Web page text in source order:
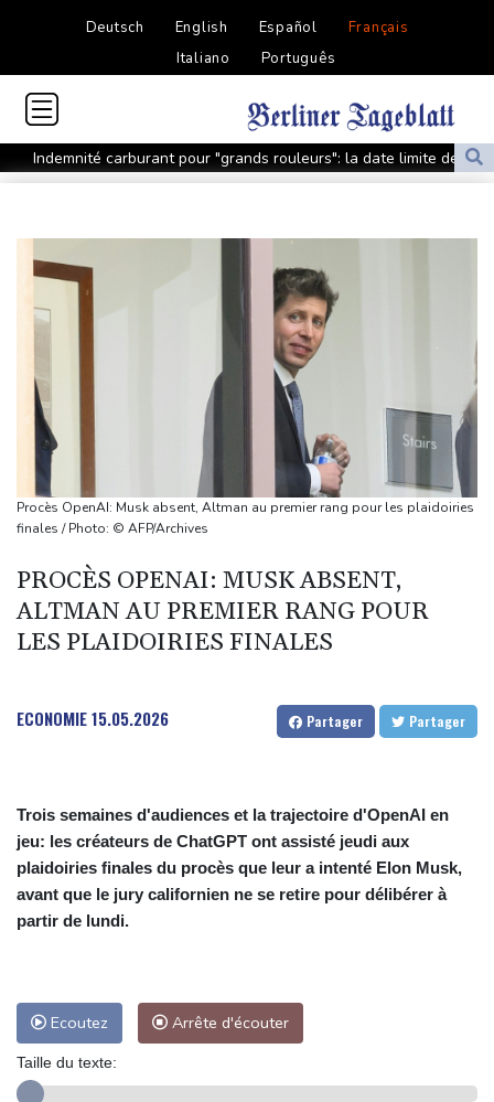
Deutsch English Español
Français
Italiano
Português
Indemnité carburant pour "grands rouleurs": la date limite de
dépôt reportée à fin août
Amazon fait construire au Texas une immense centrale à gaz
pour ses centres de données
Présidentielle: Gabriel Attal porte plainte, dénonçant une
ingérence russe
Nocturne et amatrice de café: une nouvelle espèce de grenouille
découverte au Costa Rica
Colombie: le président de la Espriella promet de combattre "sans
répit" le narcotrafic
Le rappeur Moha La Squale condamné à deux ans pour des
violences sur deux femmes
Colombie: le président de la Espriella promet de combattre "sans
répit le narcoterrorisme"
La justice bloque à nouveau la salle de bal de Trump, qui va
De la Espriella, un millionnaire pro-Trump à la présidence de la
Procès OpenAI: Musk absent, Altman au premier rang pour les plaidoiries
finales / Photo: © AFP/Archives
PROCÈS OPENAI: MUSK ABSENT,
ALTMAN AU PREMIER RANG POUR
LES PLAIDOIRIES FINALES
ECONOMIE15.05.2026 Partager Partager
Trois semaines d'audiences et la trajectoire d'OpenAI en
jeu: les créateurs de ChatGPT ont assisté jeudi aux
plaidoiries finales du procès que leur a intenté Elon Musk,
avant que le jury californien ne se retire pour délibérer à
partir de lundi.
Ecoutez Arrête d'écouter
Taille du texte: